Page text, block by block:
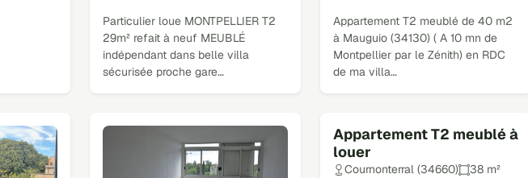
Particulier loue MONTPELLIER T2
29m² refait à neuf MEUBLÉ
indépendant dans belle villa
sécurisée proche gare…
Appartement T2 meublé de 40 m2
à Mauguio (34130) ( A 10 mn de
Montpellier par le Zénith) en RDC
de ma villa…
Appartement T2 meublé à
louer
Cournonterral (34660)
38 m²